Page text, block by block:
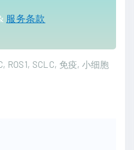
服务条款
ROS1 SCLC 免疫 小细胞